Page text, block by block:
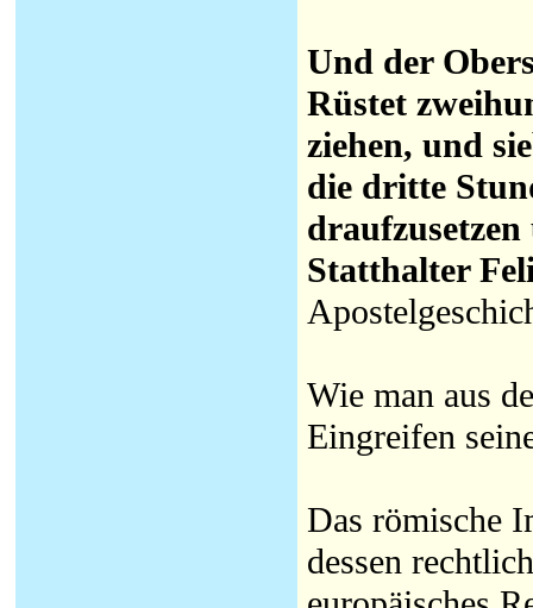
Und der
Rüstet
ziehen, und
die dritte
Statthalter
Wie man aus
Eingreifen
Das römische
dessen